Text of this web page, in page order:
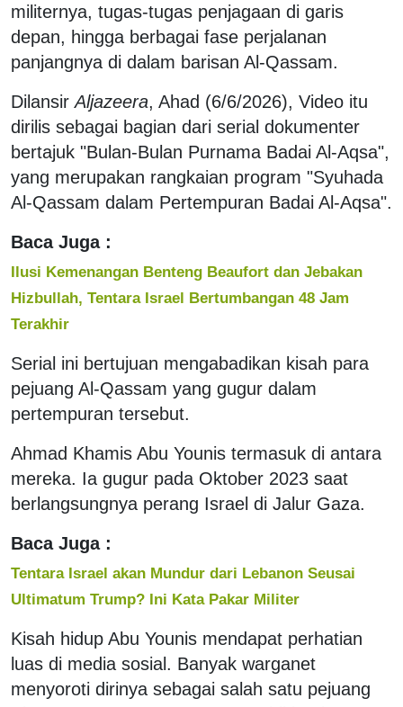
militernya, tugas-tugas penjagaan di garis
depan, hingga berbagai fase perjalanan
panjangnya di dalam barisan Al-Qassam.
DilansirAljazeera, Ahad (6/6/2026), Video itu
dirilis sebagai bagian dari serial dokumenter
bertajuk "Bulan-Bulan Purnama Badai Al-Aqsa",
yang merupakan rangkaian program "Syuhada
Al-Qassam dalam Pertempuran Badai Al-Aqsa".
Baca Juga :
Ilusi Kemenangan Benteng Beaufort dan Jebakan
Hizbullah, Tentara Israel Bertumbangan 48 Jam
Terakhir
Serial ini bertujuan mengabadikan kisah para
pejuang Al-Qassam yang gugur dalam
pertempuran tersebut.
Ahmad Khamis Abu Younis termasuk di antara
mereka. Ia gugur pada Oktober 2023 saat
berlangsungnya perang Israel di Jalur Gaza.
Baca Juga :
Tentara Israel akan Mundur dari Lebanon Seusai
Ultimatum Trump? Ini Kata Pakar Militer
Kisah hidup Abu Younis mendapat perhatian
luas di media sosial. Banyak warganet
menyoroti dirinya sebagai salah satu pejuang